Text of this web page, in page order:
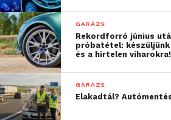
kapcsolatos
oldalunkon.
keresleti és
oldalon is
telefonos
tekintetében év
GARÁZS
Rekordforró június
próbatétel:
és a hirtelen viharokra!
GARÁZS
Elakadtál?